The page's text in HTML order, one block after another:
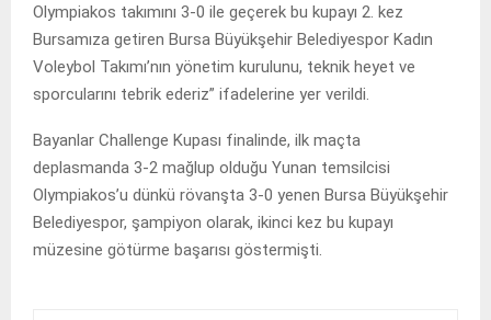
Olympiakos takımını 3-0 ile geçerek bu kupayı 2. kez
Bursamıza getiren Bursa Büyükşehir Belediyespor Kadın
Voleybol Takımı’nın yönetim kurulunu, teknik heyet ve
sporcularını tebrik ederiz” ifadelerine yer verildi.
Bayanlar Challenge Kupası finalinde, ilk maçta
deplasmanda 3-2 mağlup olduğu Yunan temsilcisi
Olympiakos’u dünkü rövanşta 3-0 yenen Bursa Büyükşehir
Belediyespor, şampiyon olarak, ikinci kez bu kupayı
müzesine götürme başarısı göstermişti.